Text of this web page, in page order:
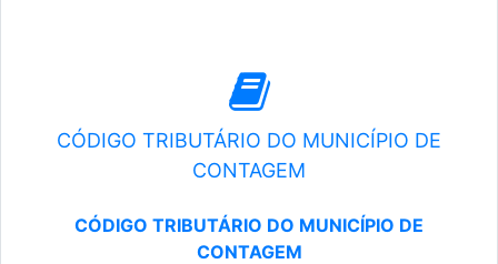
CÓDIGO TRIBUTÁRIO DO MUNICÍPIO DE
CONTAGEM
CÓDIGO TRIBUTÁRIO DO MUNICÍPIO DE
CONTAGEM